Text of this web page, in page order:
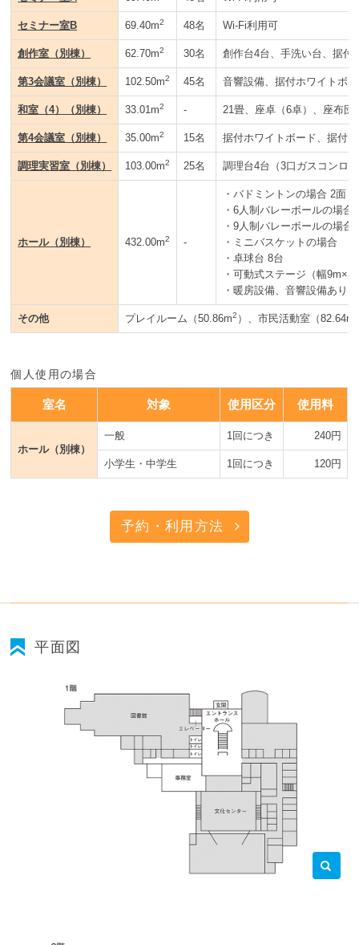
セミナー室B 69.40m2 48名 Wi-Fi利用可
創作室（別棟） 62.70m2 30名 創作台4台、手洗い台、据付
第3会議室（別棟） 102.50m2 45名 音響設備、据付ホワイトボ
和室（4）（別棟） 33.01m2 - 21畳、座卓（6卓）、座布
第4会議室（別棟） 35.00m2 15名 据付ホワイトボード、据付
調理実習室（別棟） 103.00m2 25名 調理台4台（3口ガスコンロ
ホール（別棟） 432.00m2 -
・バドミントンの場合 2面
・6人制バレーボールの場合
・9人制バレーボールの場合
・ミニバスケットの場合 1
・卓球台 8台
・可動式ステージ（幅9m×
・暖房設備、音響設備あり
その他 プレイルーム（50.86m2 ）、市民活動室（82.64m
個人使用の場合
室名 対象 使用区分 使用料
ホール（別棟）
一般 1回につき 240円
小学生・中学生 1回につき 120円
予約・利用方法
平面図